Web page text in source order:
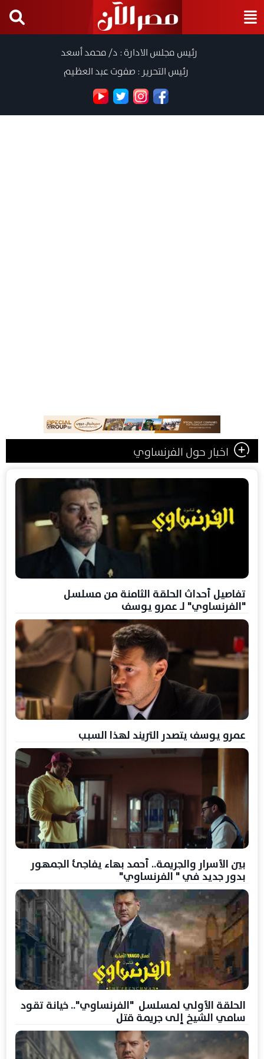
رئيس مجلس الادارة : د/ محمد أسعد
رئيس التحرير : صفوت عبد العظيم
اخبار حول الفرنساوي
تفاصيل أحداث الحلقة الثامنة من مسلسل
"الفرنساوي" لـ عمرو يوسف
عمرو يوسف يتصدر التريند لهذا السبب
بين الأسرار والجريمة.. أحمد بهاء يفاجئ الجمهور
بدور جديد في " الفرنساوي"
الحلقة الأولي لمسلسل "الفرنساوي".. خيانة تقود
سامي الشيخ إلى جريمة قتل